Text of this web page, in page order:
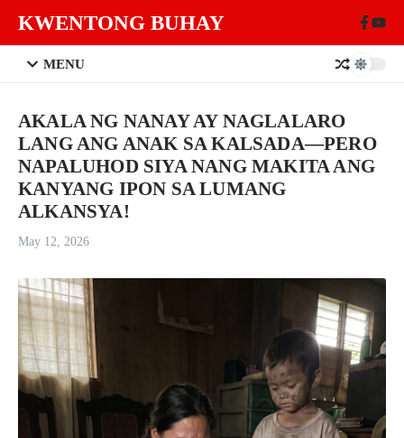
KWENTONG BUHAY
MENU
AKALA NG NANAY AY NAGLALARO
LANG ANG ANAK SA KALSADA—PERO
NAPALUHOD SIYA NANG MAKITA ANG
KANYANG IPON SA LUMANG
ALKANSYA!
May 12, 2026